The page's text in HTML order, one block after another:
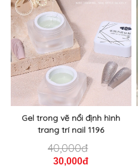
Gel trong vẽ nổi định hình
trang trí nail 1196
40,000đ
30,000đ